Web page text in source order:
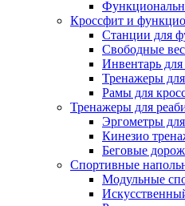
Кроссфит и
Станции для
Свободные
Инвентарь
Тренажеры
Рамы для
Тренажеры для
Эргометры
Кинезио
Беговые
Спортивные
Модульные